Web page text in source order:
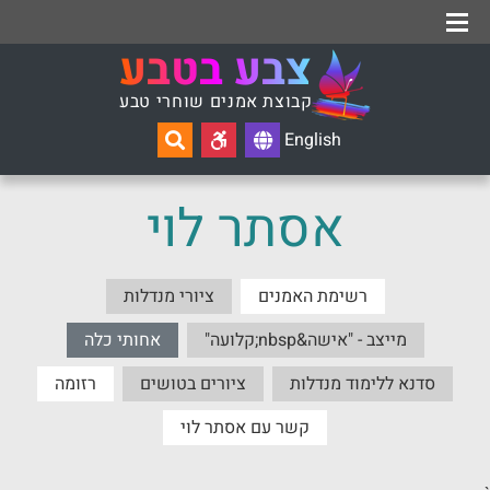
צבעבטבע קבוצת אמנים שוחרי טבע
אודות צבע בטבע
אמני הקבוצה
יצירת קשר
English
אסתר לוי
רשימת האמנים
ציורי מנדלות
מייצב - "אישה&nbsp;קלועה"
אחותי כלה
סדנא ללימוד מנדלות
ציורים בטושים
רזומה
קשר עם אסתר לוי